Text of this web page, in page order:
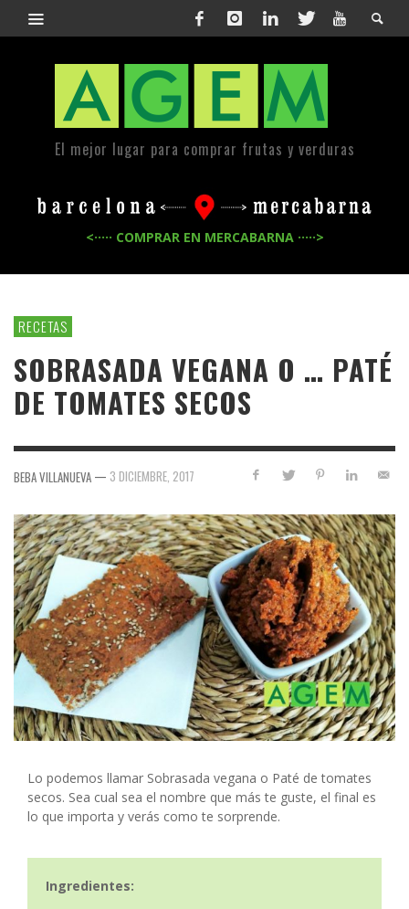
El mejor lugar para comprar frutas y verduras
<····· COMPRAR EN MERCABARNA ·····>
RECETAS
SOBRASADA VEGANA O … PATÉ
DE TOMATES SECOS
BEBA VILLANUEVA — 3 DICIEMBRE, 2017
Lo podemos llamar Sobrasada vegana o Paté de tomates
secos. Sea cual sea el nombre que más te guste, el final es
lo que importa y verás como te sorprende.
Ingredientes: